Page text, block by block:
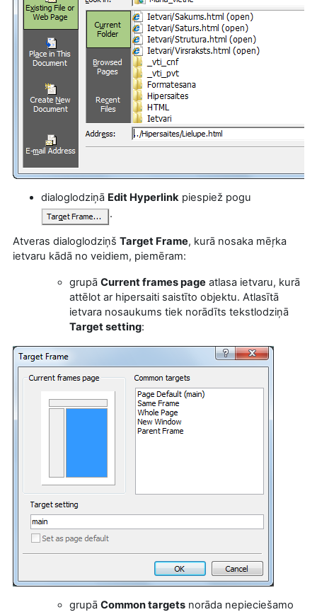
dialoglodziņā Edit Hyperlink piespiež pogu
.
Atveras dialoglodziņš Target Frame, kurā nosaka mēŗka
ietvaru kādā no veidiem, piemēram:
grupā Current frames page atlasa ietvaru, kurā
attēlot ar hipersaiti saistīto objektu. Atlasītā
ietvara nosaukums tiek norādīts tekstlodziņā
Target setting:
grupā Common targets norāda nepieciešamo